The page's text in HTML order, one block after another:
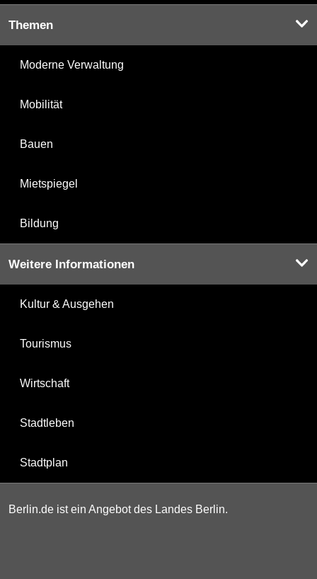
Themen
Moderne Verwaltung
Mobilität
Bauen
Mietspiegel
Bildung
Weitere Informationen
Kultur & Ausgehen
Tourismus
Wirtschaft
Stadtleben
Stadtplan
Berlin.de ist ein Angebot des Landes Berlin.